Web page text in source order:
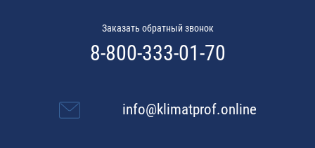
Заказать обратный звонок
8-800-333-01-70
info@klimatprof.online